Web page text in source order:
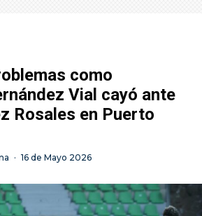
como
Vial cayó ante
Rosales en Puerto
· 16 de Mayo 2026